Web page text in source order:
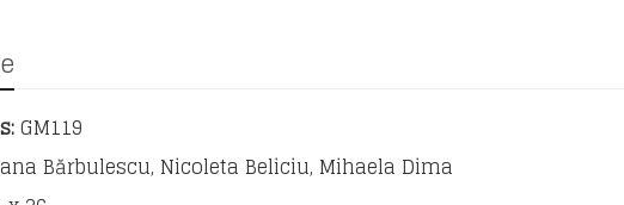
GM119
Bărbulescu, Nicoleta Beliciu, Mihaela Dima